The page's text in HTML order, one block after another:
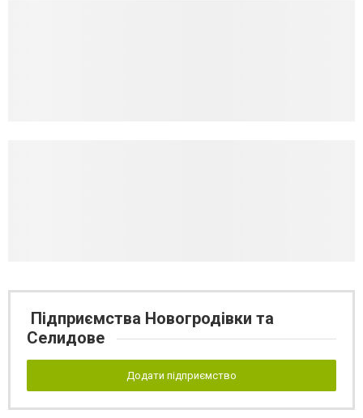
Підприємства Новогродівки та
Селидове
Додати підприємство